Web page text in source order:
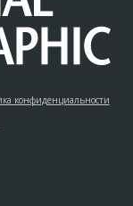
конфиденциальности